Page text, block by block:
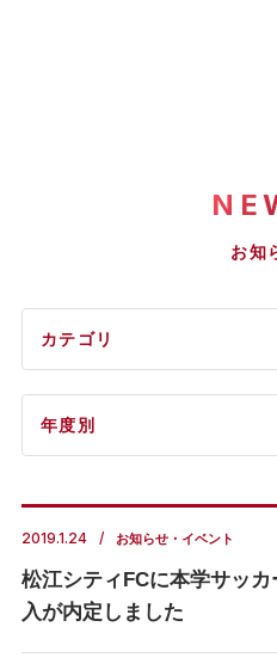
お知
2019.1.24 お知らせ・イベント
松江シティFCに本学サッ
入が内定しました
カテゴリ
年度別